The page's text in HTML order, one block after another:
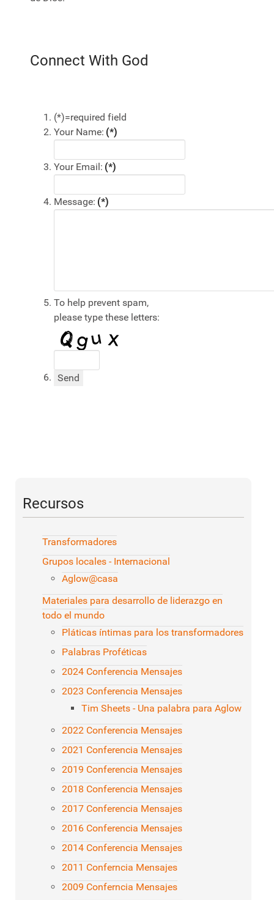
Connect With God
(*)=required field
Your Name: (*)
Your Email: (*)
Message: (*)
To help prevent spam,
please type these letters:
Send
Recursos
Transformadores
Grupos locales - Internacional
Aglow@casa
Materiales para desarrollo de liderazgo en
todo el mundo
Pláticas íntimas para los transformadores
Palabras Proféticas
2024 Conferencia Mensajes
2023 Conferencia Mensajes
Tim Sheets - Una palabra para Aglow
2022 Conferencia Mensajes
2021 Conferencia Mensajes
2019 Conferencia Mensajes
2018 Conferencia Mensajes
2017 Conferencia Mensajes
2016 Conferencia Mensajes
2014 Conferencia Mensajes
2011 Conferncia Mensajes
2009 Conferncia Mensajes